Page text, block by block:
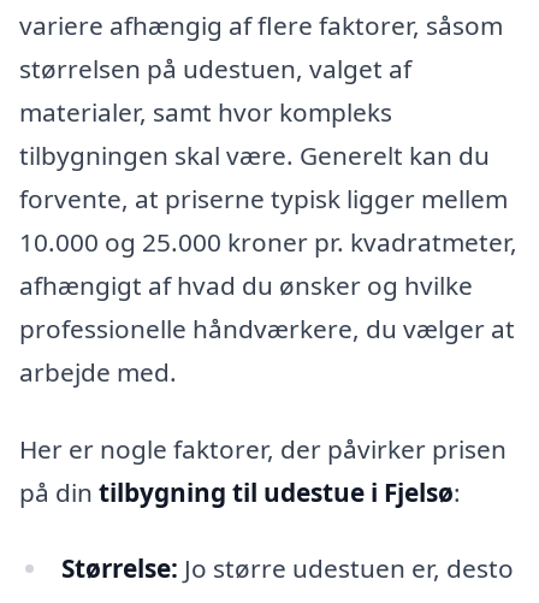
variere afhængig af flere faktorer, såsom
størrelsen på udestuen, valget af
materialer, samt hvor kompleks
tilbygningen skal være. Generelt kan du
forvente, at priserne typisk ligger mellem
10.000 og 25.000 kroner pr. kvadratmeter,
afhængigt af hvad du ønsker og hvilke
professionelle håndværkere, du vælger at
arbejde med.
Her er nogle faktorer, der påvirker prisen
på din tilbygning til udestue i Fjelsø:
Størrelse: Jo større udestuen er, desto